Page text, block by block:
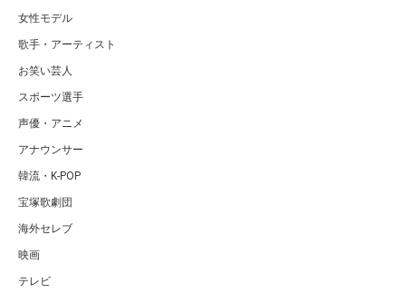
女性モデル
歌手・アーティスト
お笑い芸人
スポーツ選手
声優・アニメ
アナウンサー
韓流・K-POP
宝塚歌劇団
海外セレブ
映画
テレビ